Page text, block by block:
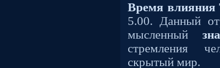
Время влияния
5.00. Данный
мысленный
стремления
скрытый мир.